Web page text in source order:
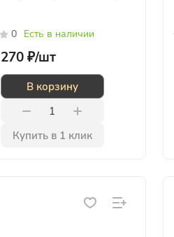
0 Есть в наличии
270 ₽/шт
В корзину
Купить в 1 клик